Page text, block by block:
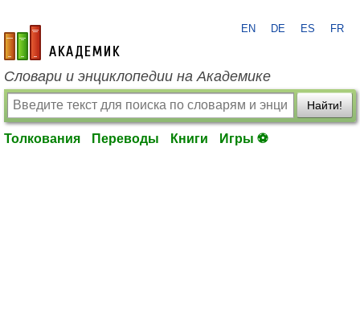
academic.ru
EN DE ES FR
Словари и энциклопедии на Академике
Найти!
Толкования Переводы Книги Игры ⚽